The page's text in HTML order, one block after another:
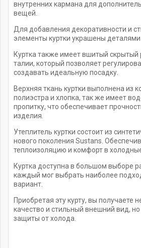
внутренних кармана для
вещей.
Для добавления декоративности и
элементы куртки украшены деталями
Куртка также имеет вшитый скрытый
талии, который позволяет
создавать идеальную посадку.
Верхняя ткань куртки выполнена из
полиэстра и хлопка, так же имеет
пропитку, что обеспечивает
изделия.
Утеплитель куртки состоит из
нового поколения Sustans.
теплоизоляцию и комфорт в
Куртка доступна в большом выборе
каждый мог выбрать наиболее
вариант.
Приобретая эту курту, вы получаете
качество и стильный внешний вид,
защиты от холода.